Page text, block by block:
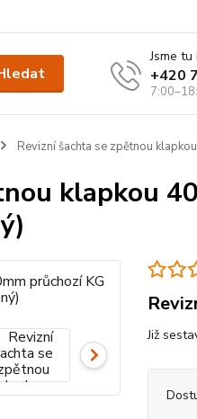
Jsme
+420
Revizní šachta se zpětnou
klapkou
Již